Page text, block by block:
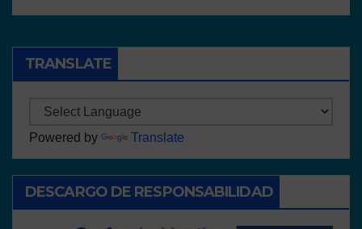
TRANSLATE
Powered by Translate
DESCARGO DE RESPONSABILIDAD